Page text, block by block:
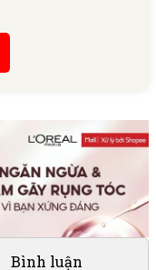
Bình luận